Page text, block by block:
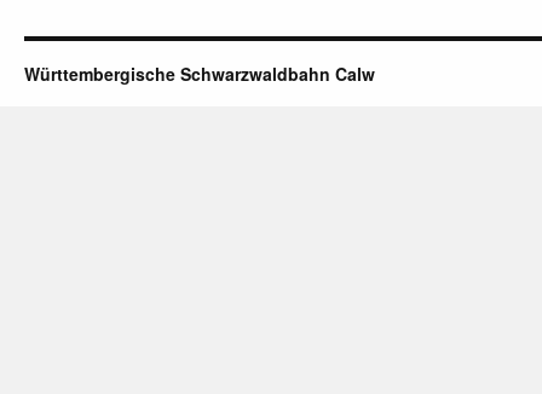
Württembergische Schwarzwaldbahn Calw